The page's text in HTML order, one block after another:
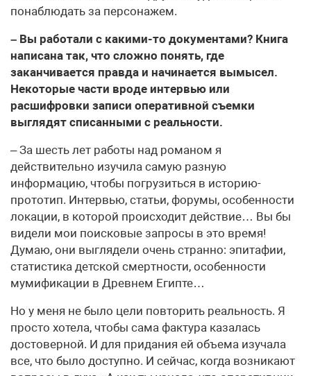
понаблюдать за персонажем.
– Вы работали с какими-то документами? Книга
написана так, что сложно понять, где
заканчивается правда и начинается вымысел.
Некоторые части вроде интервью или
расшифровки записи оперативной съемки
выглядят списанными с реальности.
– За шесть лет работы над романом я
действительно изучила самую разную
информацию, чтобы погрузиться в историю-
прототип. Интервью, статьи, форумы, особенности
локации, в которой происходит действие… Вы бы
видели мои поисковые запросы в это время!
Думаю, они выглядели очень странно: эпитафии,
статистика детской смертности, особенности
мумификации в Древнем Египте…
Но у меня не было цели повторить реальность. Я
просто хотела, чтобы сама фактура казалась
достоверной. И для придания ей объема изучала
все, что было доступно. И сейчас, когда возникают